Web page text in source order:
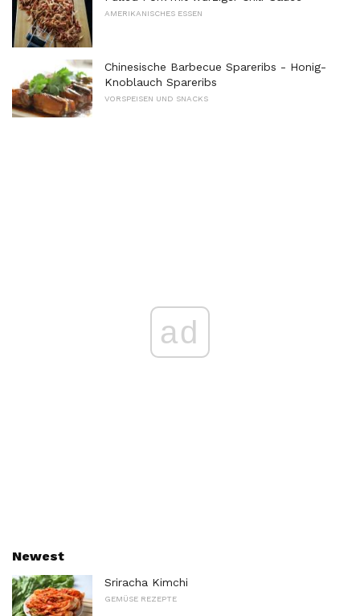
AMERIKANISCHES ESSEN
Chinesische Barbecue Spareribs - Honig-
Knoblauch Spareribs
VORSPEISEN UND SNACKS
ad
Newest
Sriracha Kimchi
GEMÜSE REZEPTE